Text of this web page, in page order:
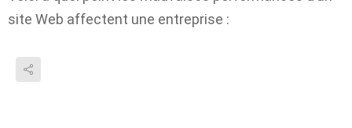
site Web affectent une entreprise :